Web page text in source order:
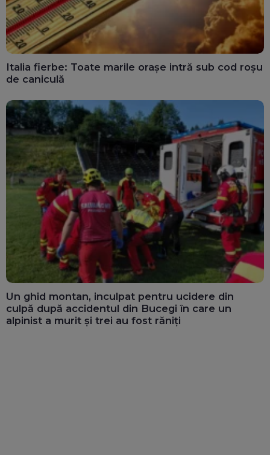
Italia fierbe: Toate marile orașe intră sub cod roșu
de caniculă
Un ghid montan, inculpat pentru ucidere din
culpă după accidentul din Bucegi în care un
alpinist a murit și trei au fost răniți